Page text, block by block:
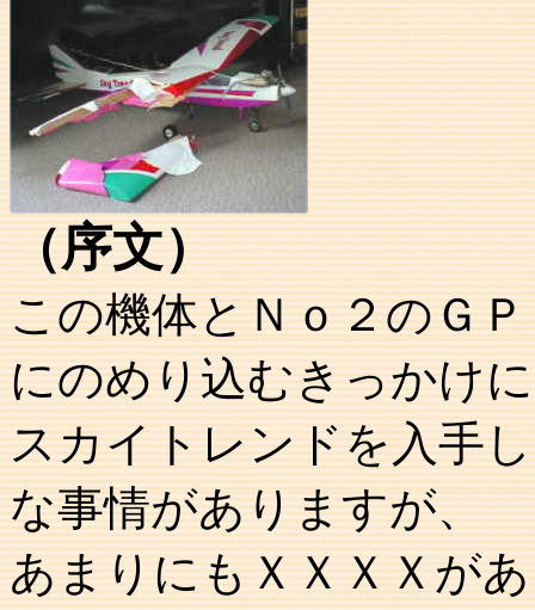
（序文）
この機体とＮｏ２のＧ
にのめり込むきっかけ
スカイトレンドを入手
な事情がありますが、
あまりにもＸＸＸＸが